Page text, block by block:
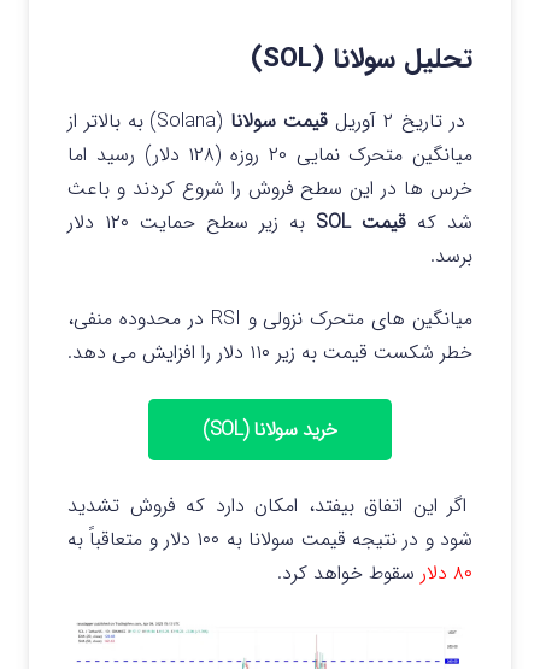
تحلیل سولانا (SOL)
در تاریخ ۲ آوریل قیمت سولانا
(Solana) به بالاتر از
میانگین متحرک نمایی ۲۰ روزه (۱۲۸ دلار) رسید اما
خرس ها در این سطح فروش را شروع کردند و باعث
شد که قیمت SOL
به زیر سطح حمایت ۱۲۰ دلار
برسد.
میانگین های متحرک نزولی و RSI در محدوده منفی،
خطر شکست قیمت به زیر ۱۱۰ دلار را افزایش می دهد.
خرید سولانا (SOL)
اگر این اتفاق بیفتد، امکان دارد که فروش تشدید
شود و در نتیجه قیمت سولانا به ۱۰۰ دلار و متعاقباً به
۸۰ دلار
سقوط خواهد کرد.